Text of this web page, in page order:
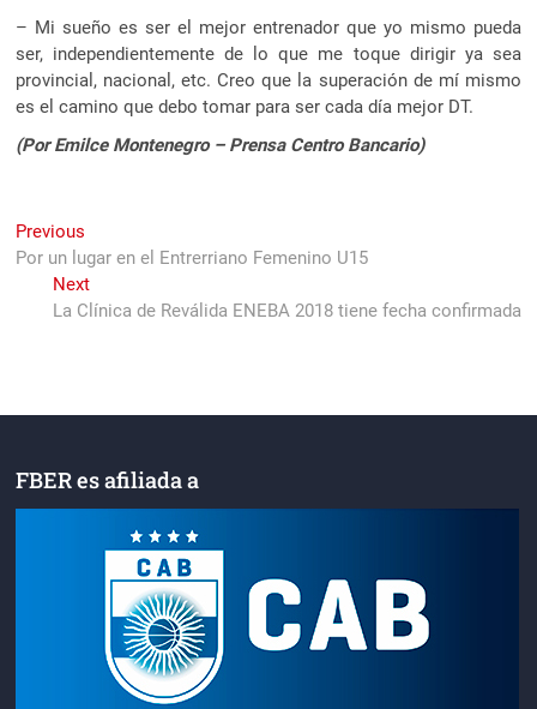
– Mi sueño es ser el mejor entrenador que yo mismo pueda
ser, independientemente de lo que me toque dirigir ya sea
provincial, nacional, etc. Creo que la superación de mí mismo
es el camino que debo tomar para ser cada día mejor DT.
(Por Emilce Montenegro – Prensa Centro Bancario)
Navegación
de
entradas
Previous
post:
Por un lugar en el Entrerriano Femenino U15
NextNext
post:
La Clínica de Reválida ENEBA 2018 tiene fecha confirmada
FBER es afiliada a